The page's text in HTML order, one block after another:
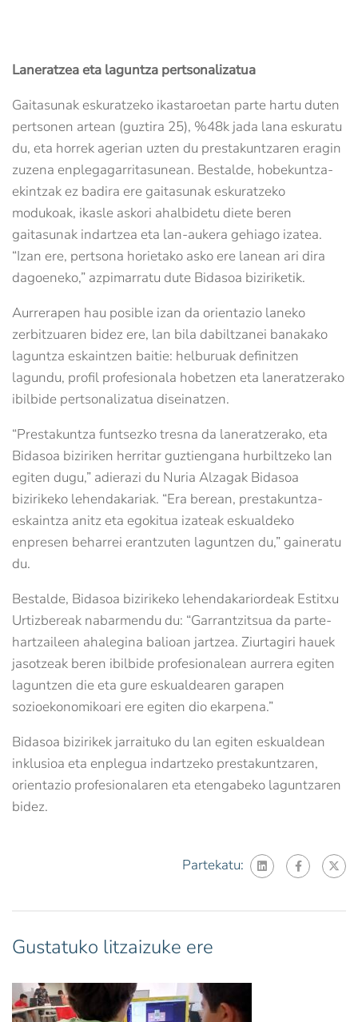
Laneratzea eta laguntza pertsonalizatua
Gaitasunak eskuratzeko ikastaroetan parte hartu duten
pertsonen artean (guztira 25), %48k jada lana eskuratu
du, eta horrek agerian uzten du prestakuntzaren eragin
zuzena enplegagarritasunean. Bestalde, hobekuntza-
ekintzak ez badira ere gaitasunak eskuratzeko
modukoak, ikasle askori ahalbidetu diete beren
gaitasunak indartzea eta lan-aukera gehiago izatea.
“Izan ere, pertsona horietako asko ere lanean ari dira
dagoeneko,” azpimarratu dute Bidasoa biziriketik.
Aurrerapen hau posible izan da orientazio laneko
zerbitzuaren bidez ere, lan bila dabiltzanei banakako
laguntza eskaintzen baitie: helburuak definitzen
lagundu, profil profesionala hobetzen eta laneratzerako
ibilbide pertsonalizatua diseinatzen.
“Prestakuntza funtsezko tresna da laneratzerako, eta
Bidasoa biziriken herritar guztiengana hurbiltzeko lan
egiten dugu,” adierazi du Nuria Alzagak Bidasoa
bizirikeko lehendakariak. “Era berean, prestakuntza-
eskaintza anitz eta egokitua izateak eskualdeko
enpresen beharrei erantzuten laguntzen du,” gaineratu
du.
Bestalde, Bidasoa bizirikeko lehendakariordeak Estitxu
Urtizbereak nabarmendu du: “Garrantzitsua da parte-
hartzaileen ahalegina balioan jartzea. Ziurtagiri hauek
jasotzeak beren ibilbide profesionalean aurrera egiten
laguntzen die eta gure eskualdearen garapen
sozioekonomikoari ere egiten dio ekarpena.”
Bidasoa bizirikek jarraituko du lan egiten eskualdean
inklusioa eta enplegua indartzeko prestakuntzaren,
orientazio profesionalaren eta etengabeko laguntzaren
bidez.
Partekatu:
Gustatuko litzaizuke ere